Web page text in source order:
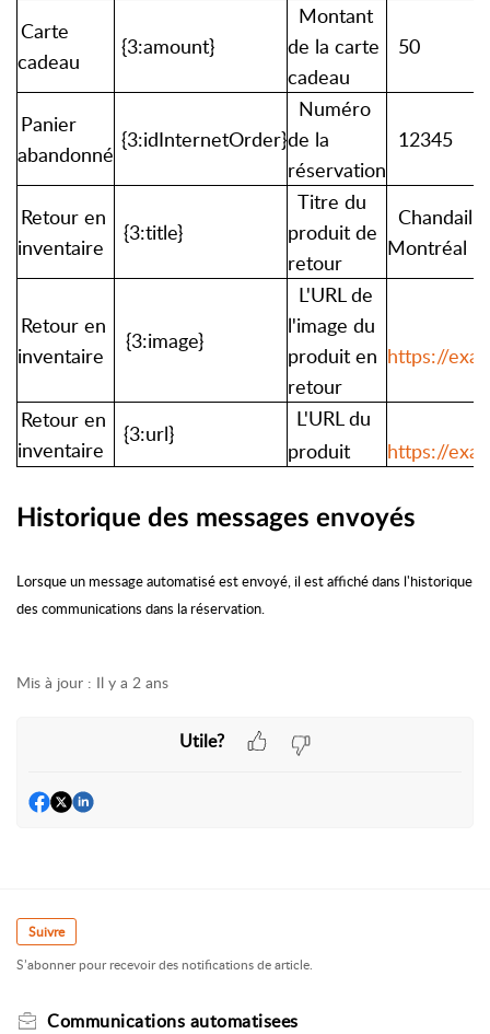
Carte
cadeau
{3:amount}
Montant
de la carte
cadeau
50
Panier
abandonné
{3:idInternetOrder}
Numéro
de la
réservation
12345
Retour en
inventaire
{3:title}
Titre du
produit de
retour
Chandail
Montréal
Retour en
inventaire
{3:image}
L'URL de
l'image du
produit en
retour
https://
Retour en
inventaire
{3:url}
L'URL du
produit
https://
Historique des messages envoyés
Lorsque un message automatisé est envoyé, il est affiché dans l'historique
des communications dans la réservation.
Mis à jour : Il y a 2 ans
Utile?
Suivre
S’abonner pour recevoir des notifications de article.
Communications automatisees